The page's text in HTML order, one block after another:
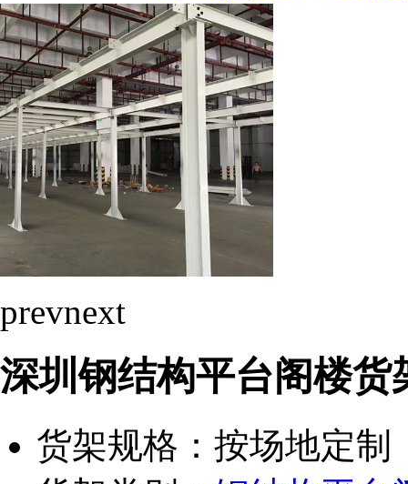
prevnext
深圳钢结构平台阁楼货
货架规格： 按场地定制